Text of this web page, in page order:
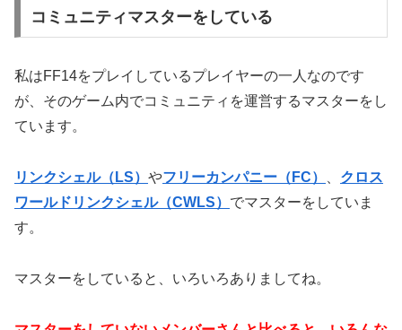
コミュニティマスターをしている
私はFF14をプレイしているプレイヤーの一人なのです
が、そのゲーム内でコミュニティを運営するマスターをし
ています。
リンクシェル（LS） やフリーカンパニー（FC）
クロス
ワールドリンクシェル（CWLS） でマスターをしていま
す。
マスターをしていると、いろいろありましてね。